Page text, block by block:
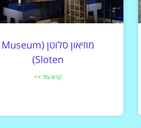
מוזיאון סלוטן (Museum
Sloten)
קרא עוד >>